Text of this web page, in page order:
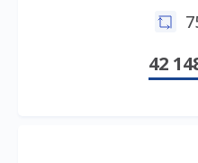
42